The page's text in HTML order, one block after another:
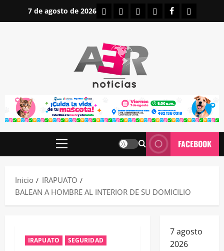
7 de agosto de 2026 INICIOIRAPUATO
ESTATALES
NACIONALES
FACEBOOK
Menú
FACEBOOK
Inicio
IRAPUATO
BALEAN A HOMBRE AL INTERIOR DE SU DOMICILIO
IRAPUATO SEGURIDAD
7 agosto
2026